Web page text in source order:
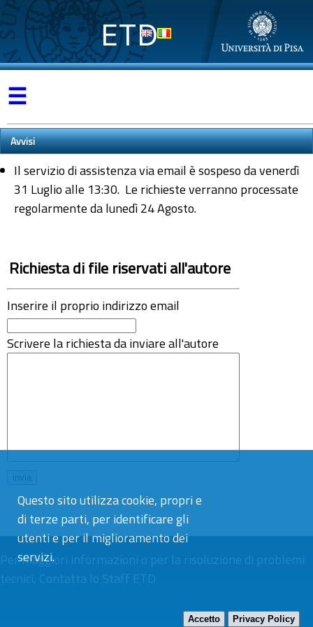
Questo sito utilizza cookie, propri e
di terze parti, per identificare gli
utenti e per il miglioramento dei
servizi.
Accetto Privacy Policy
ETD
☰
Avvisi
Il servizio di assistenza via email è sospeso da venerdì
31 Luglio alle 13:30. Le richieste verranno processate
regolarmente da lunedì 24 Agosto.
Richiesta di file riservati all'autore
Inserire il proprio indirizzo email
Scrivere la richiesta da inviare all'autore
Per maggiori informazioni o per la risoluzione di problemi
tecnici, Contatta lo Staff ETD